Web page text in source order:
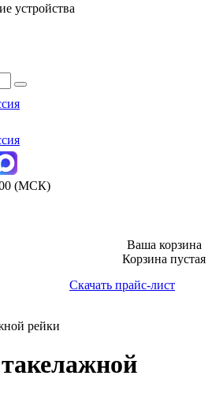
устройства
(МСК)
Ваша корзина
Корзина пустая
Скачать прайс-лист
рейки